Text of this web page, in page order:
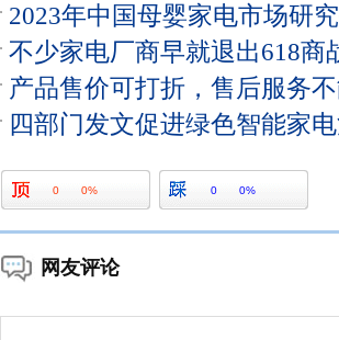
2023年中国母婴家电市场研
不少家电厂商早就退出618商
产品售价可打折，售后服务
四部门发文促进绿色智能家
0 0% 0 0%
网友评论